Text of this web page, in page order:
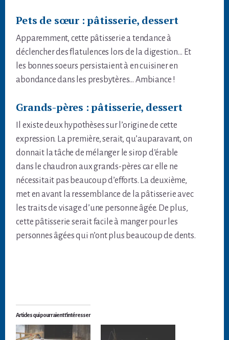
Pets de sœur : pâtisserie, dessert
Apparemment, cette pâtisserie a tendance à
déclencher des flatulences lors de la digestion… Et
les bonnes soeurs persistaient à en cuisiner en
abondance dans les presbytères… Ambiance !
Grands-pères : pâtisserie, dessert
Il existe deux hypothèses sur l’origine de cette
expression. La première, serait, qu’auparavant, on
donnait la tâche de mélanger le sirop d’érable
dans le chaudron aux grands-pères car elle ne
nécessitait pas beaucoup d’efforts. La deuxième,
met en avant la ressemblance de la pâtisserie avec
les traits de visage d’une personne âgée. De plus,
cette pâtisserie serait facile à manger pour les
personnes âgées qui n’ont plus beaucoup de dents.
Articles qui pourraient t'intéresser